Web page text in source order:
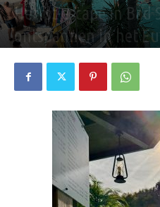
Herfst-escape in Bad
ontspannen in het